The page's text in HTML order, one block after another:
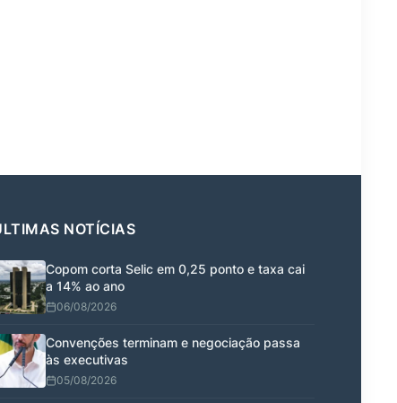
NOTÍCIAS
Copom corta Selic em 0,25 ponto e taxa cai
a 14% ao ano
06/08/2026
Convenções terminam e negociação passa
às executivas
05/08/2026